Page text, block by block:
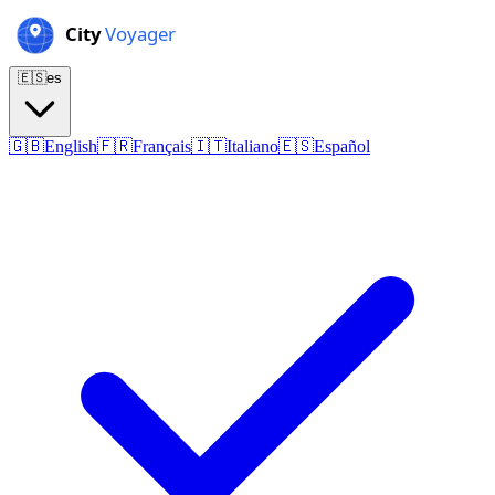
🇪🇸es
🇬🇧English🇫🇷Français🇮🇹Italiano🇪🇸Español